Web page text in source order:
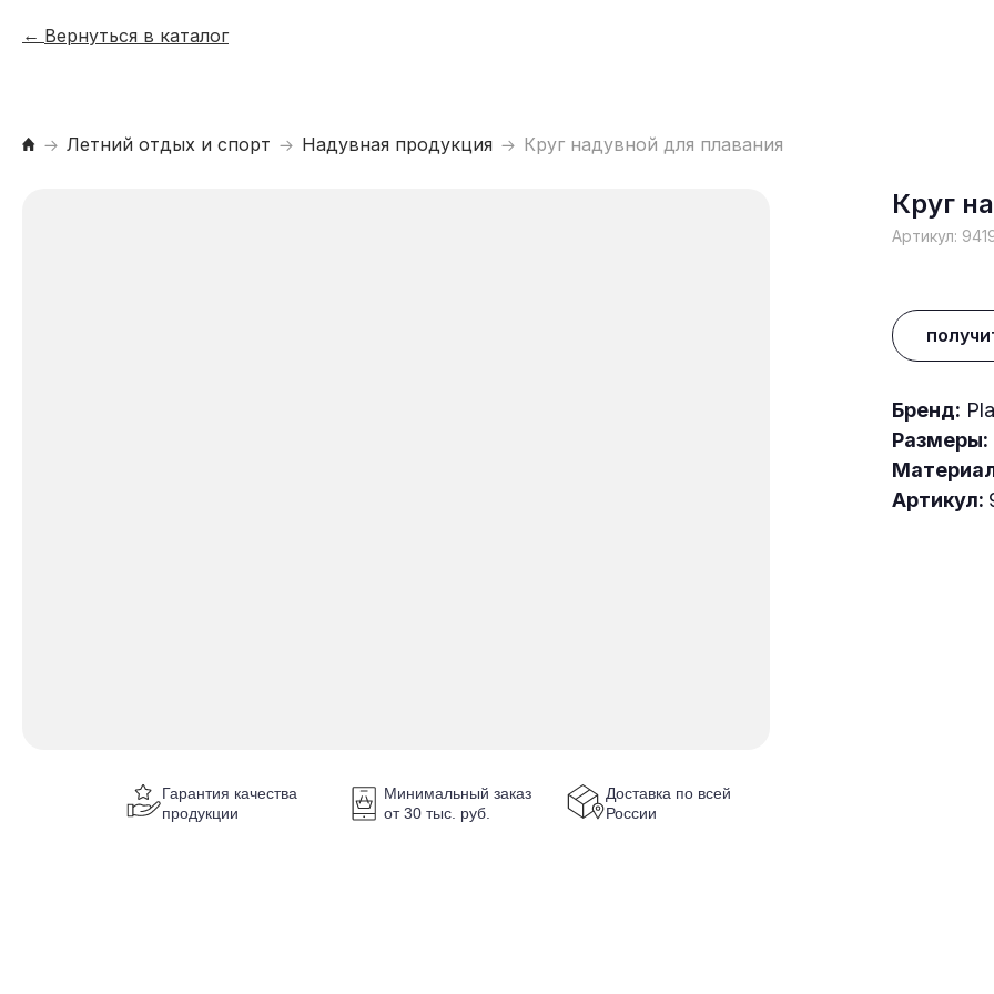
Вернуться в каталог
Летний отдых и спорт Надувная продукция Круг надувной для плавания
Круг
Артикул:
Бренд:
Размеры:
Артикул:
Гарантия качества
продукции
Минимальный заказ
от 30 тыс. руб.
Доставка по всей
России